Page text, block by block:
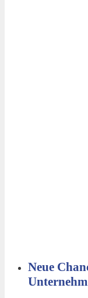
Neue